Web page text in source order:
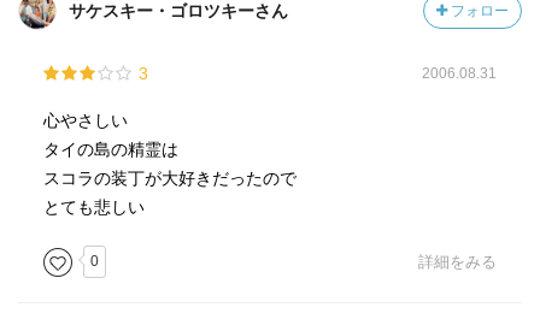
サケスキー・ゴロツキーさん フォロー
3 2006.08.31
心やさしい
タイの島の精霊は
スコラの装丁が大好きだったので
とても悲しい
0 詳細をみる